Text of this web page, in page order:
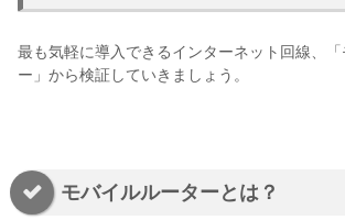
最も気軽に導入できるインターネット回線、
ー」から検証していきましょう。
モバイルルーターとは？